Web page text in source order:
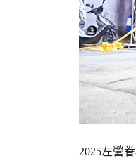
2025左營